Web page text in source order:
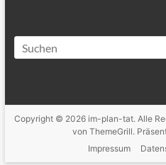
Copyright © 2026 im-plan-tat. Alle
von ThemeGrill.
Impressum